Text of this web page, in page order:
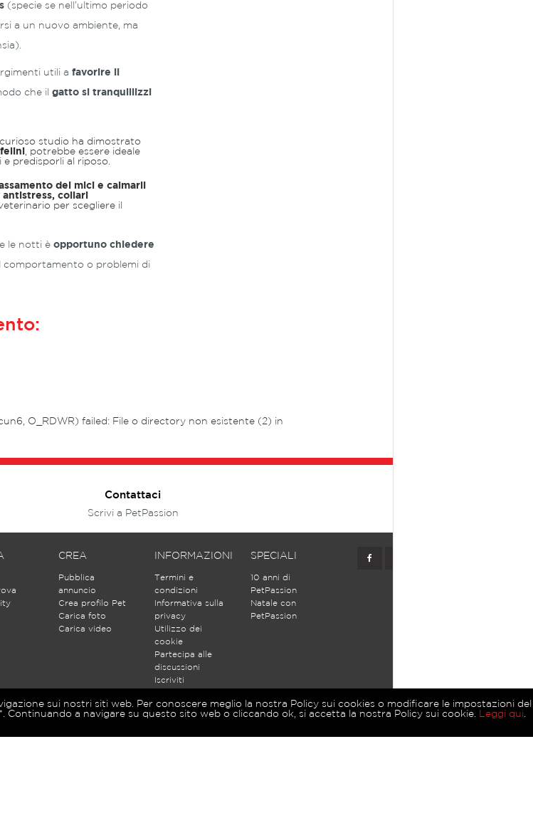
(specie se nell’ultimo periodo
a un nuovo ambiente, ma
utili a favorire il
che il gatto si tranquillizzi
studio ha dimostrato
, potrebbe essere ideale
predisporli al riposo.
dei mici e calmarli
antistress, collari
per scegliere il
le notti è opportuno chiedere
o problemi di
O_RDWR) failed: File o directory non esistente (2) in
Contattaci
Scrivi a PetPassion
CREA
Pubblica
annuncio
Crea profilo Pet
Carica foto
Carica video
INFORMAZIONI
Termini e
condizioni
Informativa sulla
privacy
Utilizzo dei
cookie
Partecipa alle
discussioni
Iscriviti
SPECIALI
10 anni di
PetPassion
Natale con
PetPassion
sui nostri siti web. Per conoscere meglio la nostra Policy sui cookies o modificare le impostazioni
Continuando a navigare su questo sito web o cliccando ok, si accetta la nostra Policy sui cookie.
Leggi qui